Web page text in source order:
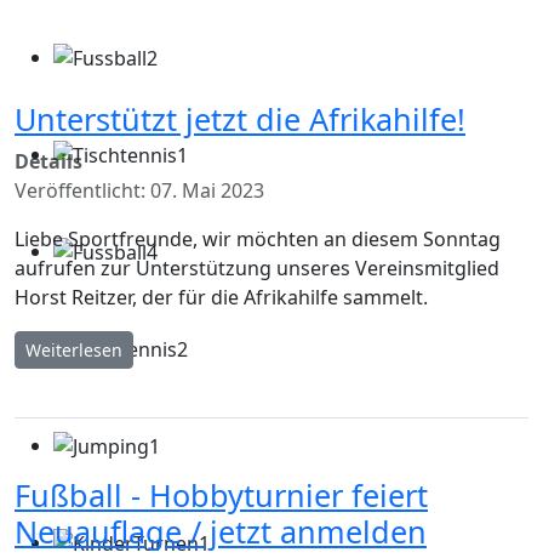
Unterstützt jetzt die Afrikahilfe!
Details
Veröffentlicht: 07. Mai 2023
Liebe Sportfreunde, wir möchten an diesem Sonntag
aufrufen zur Unterstützung unseres Vereinsmitglied
Horst Reitzer, der für die Afrikahilfe sammelt.
Weiterlesen
Fußball - Hobbyturnier feiert
Neuauflage / jetzt anmelden